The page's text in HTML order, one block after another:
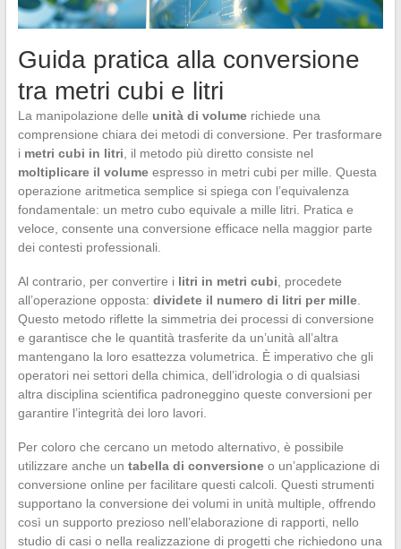
Guida pratica alla conversione
tra metri cubi e litri
La manipolazione delle unità di volumerichiede una
comprensione chiara dei metodi di conversione. Per trasformare
i metri cubi in litri , il metodo più diretto consiste nel
moltiplicare il volumeespresso in metri cubi per mille. Questa
operazione aritmetica semplice si spiega con l’equivalenza
fondamentale: un metro cubo equivale a mille litri. Pratica e
veloce, consente una conversione efficace nella maggior parte
dei contesti professionali.
Al contrario, per convertire i litri in metri cubi , procedete
all’operazione opposta: dividete il numero di litri per mille.
Questo metodo riflette la simmetria dei processi di conversione
e garantisce che le quantità trasferite da un’unità all’altra
mantengano la loro esattezza volumetrica. È imperativo che gli
operatori nei settori della chimica, dell’idrologia o di qualsiasi
altra disciplina scientifica padroneggino queste conversioni per
garantire l’integrità dei loro lavori.
Per coloro che cercano un metodo alternativo, è possibile
utilizzare anche un tabella di conversioneo un’applicazione di
conversione online per facilitare questi calcoli. Questi strumenti
supportano la conversione dei volumi in unità multiple, offrendo
così un supporto prezioso nell’elaborazione di rapporti, nello
studio di casi o nella realizzazione di progetti che richiedono una